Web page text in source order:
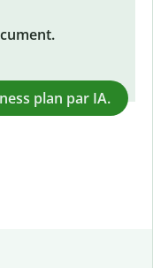
plan par IA.